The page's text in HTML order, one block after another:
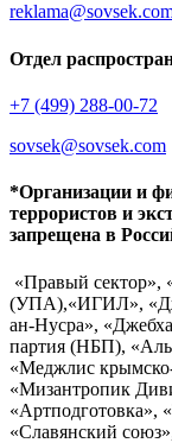
Отдел
+7 (499) 288-00-72
sovsek@sovsek.com
*Организации и
террористов и
запрещена в
«Правый сектор»,
(УПА),«ИГИЛ»,
ан-Нусра»,
партия (НБП),
«Меджлис
«Мизантропик
«Артподготовка»,
«Славянский